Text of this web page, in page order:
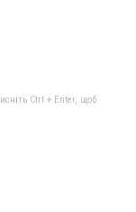
Ctrl + Enter, щоб